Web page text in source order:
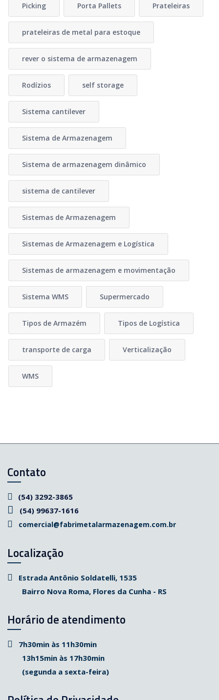
Picking Porta Pallets Prateleiras
prateleiras de metal para estoque
rever o sistema de armazenagem
Rodízios self storage
Sistema cantilever
Sistema de Armazenagem
Sistema de armazenagem dinâmico
sistema de cantilever
Sistemas de Armazenagem
Sistemas de Armazenagem e Logística
Sistemas de armazenagem e movimentação
Sistema WMS Supermercado
Tipos de Armazém Tipos de Logística
transporte de carga Verticalização
WMS
Contato
(54) 3292-3865
(54) 99637-1616
comercial@fabrimetalarmazenagem.com.br
Localização
Estrada Antônio Soldatelli, 1535
Bairro Nova Roma, Flores da Cunha - RS
Horário de atendimento
7h30min às 11h30min
13h15min às 17h30min
(segunda a sexta-feira)